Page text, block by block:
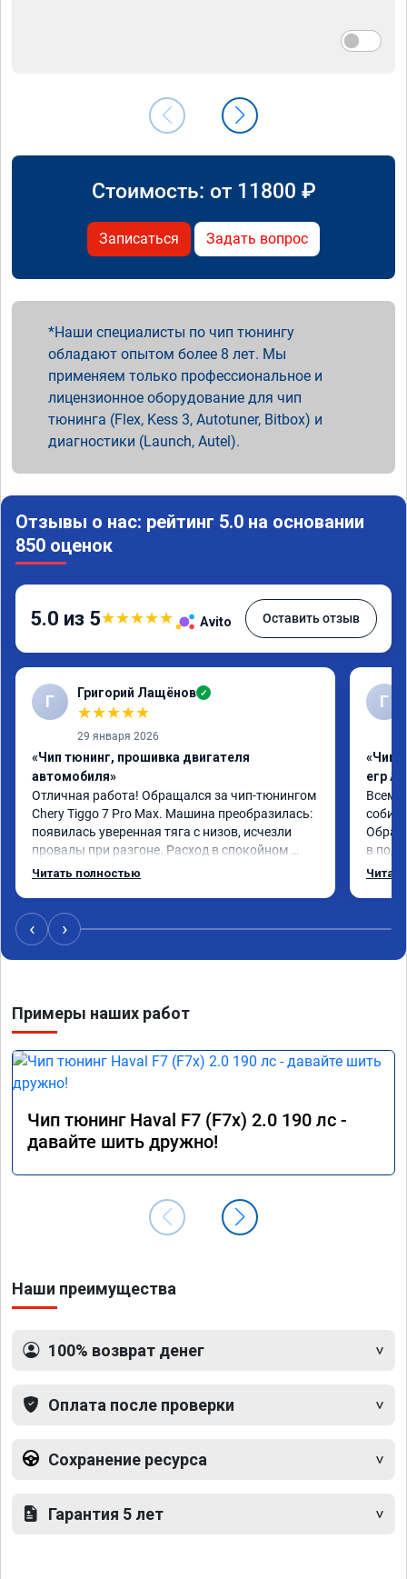
Стоимость: от 11800 ₽
Записаться Задать вопрос
Наши специалисты по чип тюнингу
обладают опытом более 8 лет. Мы
применяем только профессиональное и
лицензионное оборудование для чип
тюнинга (Flex, Kess 3, Autotuner, Bitbox) и
диагностики (Launch, Autel).
Отзывы о нас: рейтинг 5.0 на основании
850 оценок
5.0 из 5★★★★★ Avito Оставить отзыв
Г Григорий Лащёнов ✓
★★★★★
29 января 2026
«Чип тюнинг, прошивка двигателя
автомобиля»
Отличная работа! Обращался за чип-тюнингом
Chery Tiggo 7 Pro Max. Машина преобразилась:
появилась уверенная тяга с низов, исчезли
провалы при разгоне. Расход в спокойном
режиме даже немного снизился. Все сделали
Читать полностью
Г
«Чип
егр
Всем
в
‹ ›
Примеры наших работ
Чип тюнинг Haval F7 (F7x) 2.0 190 лс -
давайте шить дружно!
Наши преимущества
100% возврат денег
Оплата после проверки
Сохранение ресурса
Гарантия 5 лет